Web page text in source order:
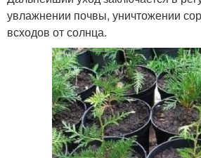
увлажнении почвы, уничтожении
всходов от солнца.